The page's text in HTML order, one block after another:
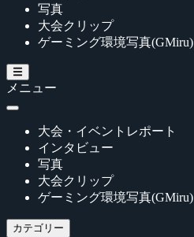
写真
大会クリップ
ゲーミング環境写真(GMiru)
メニュー
大会・イベントレポート
インタビュー
写真
大会クリップ
ゲーミング環境写真(GMiru)
カテゴリー